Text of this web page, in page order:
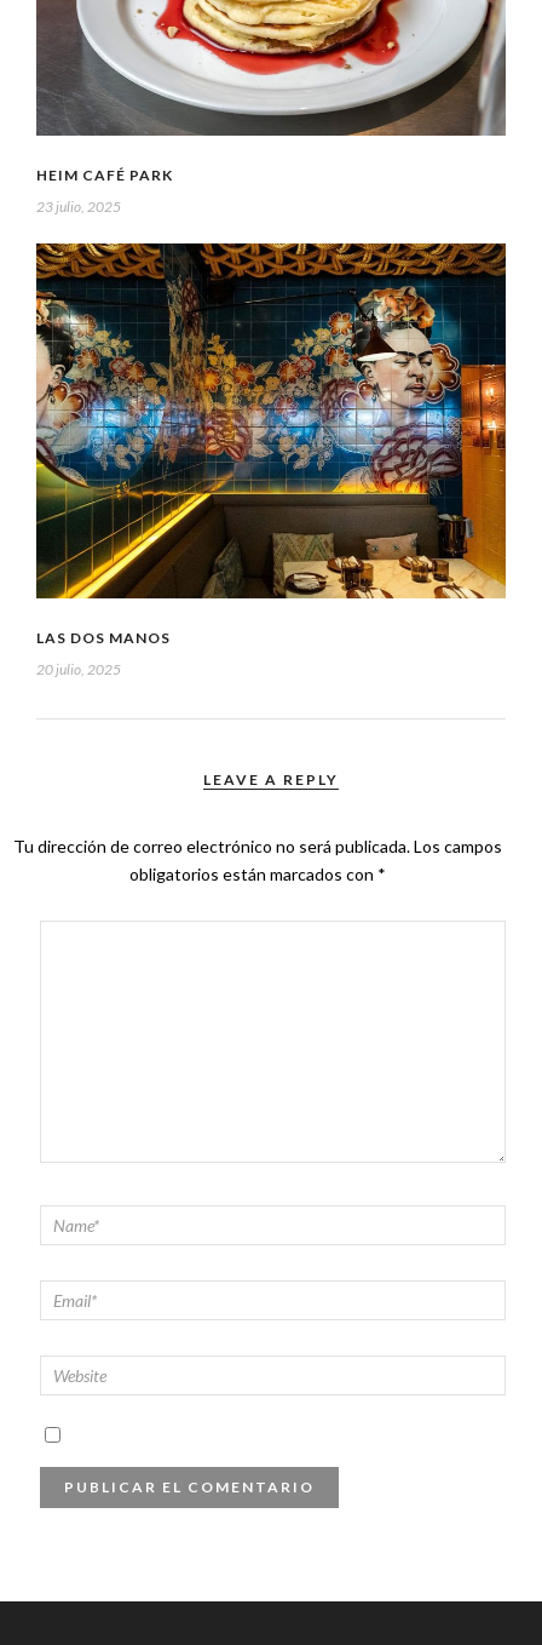
HEIM CAFÉ PARK
23 julio, 2025
LAS DOS MANOS
20 julio, 2025
LEAVE A REPLY
Tu dirección de correo electrónico no será publicada.Los campos
obligatorios están marcados con *